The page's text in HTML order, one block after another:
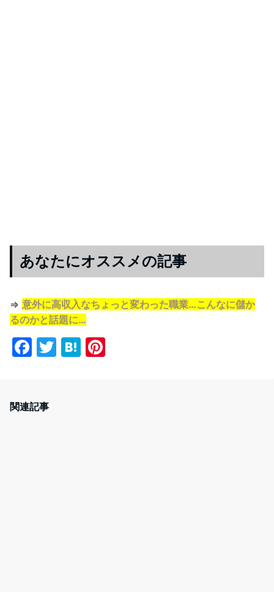
あなたにオススメの記事
⇒ 意外に高収入なちょっと変わった職業…こんなに儲か
るのかと話題に…
F
e
T
H
関連記事